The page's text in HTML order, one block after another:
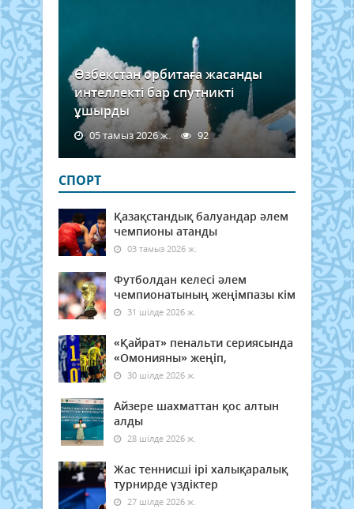
Өзбекстан орбитаға жасанды
интеллекті бар спутникті
ұшырды
05 тамыз 2026 ж. 92
СПОРТ
Қазақстандық балуандар әлем
чемпионы атанды
03 тамыз 2026 ж.
Футболдан келесі әлем
чемпионатының жеңімпазы кім
31 шілде 2026 ж.
«Қайрат» пенальти сериясында
«Омонияны» жеңіп,
30 шілде 2026 ж.
Айзере шахматтан қос алтын
алды
28 шілде 2026 ж.
Жас теннисші ірі халықаралық
турнирде үздіктер
27 шілде 2026 ж.